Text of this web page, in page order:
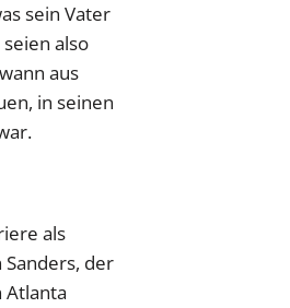
sein Vater
also
aus
in seinen
als
der
Atlanta